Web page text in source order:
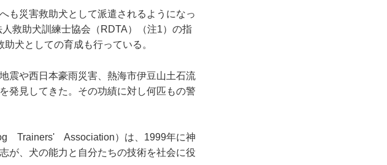
も災害救助犬として派遣されるようになっ
救助犬訓練士協会（RDTA）（注1）の指
犬としての育成も行っている。
震や西日本豪雨災害、熱海市伊豆山土石流
発見してきた。その功績に対し何匹もの警
Trainers' Association）は、1999年に神
が、犬の能力と自分たちの技術を社会に役